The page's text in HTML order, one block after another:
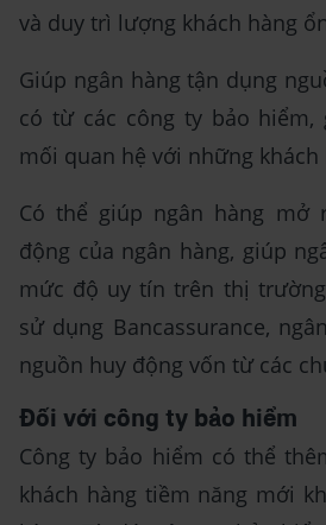
và duy trì lượng khách hàng
Giúp ngân hàng tận dụng
có từ các công ty bảo hiểm,
mối quan hệ với những khách
Có thể giúp ngân hàng mở
động của ngân hàng, giúp
mức độ uy tín trên thị
sử dụng Bancassurance,
nguồn huy động vốn từ các
Đối với công ty bảo hiểm
Công ty bảo hiểm có thể
khách hàng tiềm năng mới